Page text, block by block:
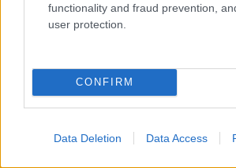
functionality and fraud prevention,
user protection.
CONFIRM
Data Deletion Data Access